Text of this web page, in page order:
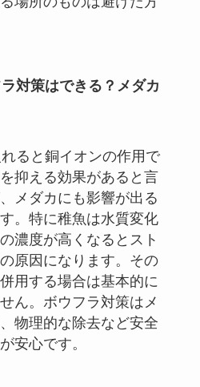
対策はできる？メダカ
ると銅イオンの作用で
抑える効果があると言
メダカにも影響が出る
。特に稚魚は水質変化
濃度が高くなるとスト
原因になります。その
用する場合は基本的に
ん。ボウフラ対策はメ
物理的な除去など安全
安心です。